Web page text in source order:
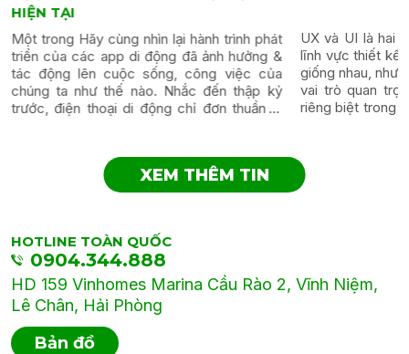
HIỆN TẠI
Một trong Hãy cùng nhìn lại hành trình phát
triển của các app di động đã ảnh hưởng &
tác động lên cuộc sống, công việc của
chúng ta như thế nào. Nhắc đến thập kỷ
trước, điện thoại di động chỉ đơn thuần là
UX và UI là hai
lĩnh vực thiết kế
giống nhau,
vai trò quan
riêng biệt trong
XEM THÊM TIN
HOTLINE TOÀN QUỐC
0904.344.888
HD 159 Vinhomes Marina Cầu Rào 2, Vĩnh Niệm,
Lê Chân, Hải Phòng
Bản đồ